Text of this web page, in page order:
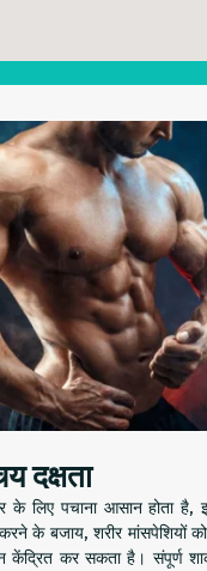
दक्षता
के लिए पचाना आसान होता है,
के बजाय, शरीर मांसपेशियों
केंद्रित कर सकता है। संपूर्ण